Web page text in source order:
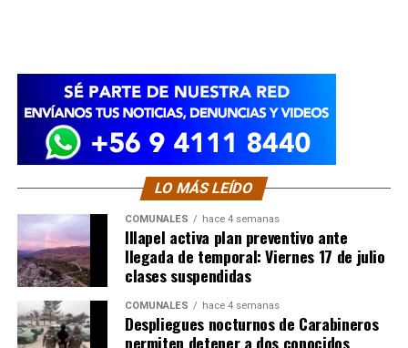
LO MÁS LEÍDO
COMUNALES hace 4 semanas
Illapel activa plan preventivo ante
llegada de temporal: Viernes 17 de julio
clases suspendidas
COMUNALES hace 4 semanas
Despliegues nocturnos de Carabineros
permiten detener a dos conocidos